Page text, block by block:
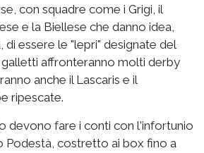
con squadre come i Grigi, il
e la Biellese che danno idea,
di essere le "lepri" designate del
affronteranno molti derby
anche il Lascaris e il
ripescate.
devono fare i conti con l'infortunio
Podestà, costretto ai box fino a